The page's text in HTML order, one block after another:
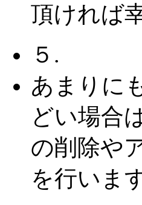
頂ければ
５.
あまりに
どい場合
の削除や
を行いま